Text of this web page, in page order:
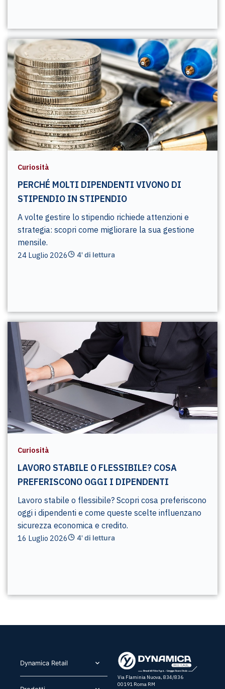
Curiosità
PERCHÉ MOLTI DIPENDENTI VIVONO DI
STIPENDIO IN STIPENDIO
A volte gestire lo stipendio richiede attenzioni e
strategia: scopri come migliorare la sua gestione
mensile.
24 Luglio 2026 4' di lettura
Curiosità
LAVORO STABILE O FLESSIBILE? COSA
PREFERISCONO OGGI I DIPENDENTI
Lavoro stabile o flessibile? Scopri cosa preferiscono
oggi i dipendenti e come queste scelte influenzano
sicurezza economica e credito.
16 Luglio 2026 4' di lettura
Dynamica Retail​
Via Flaminia Nuova, 834/836
00191 Roma RM